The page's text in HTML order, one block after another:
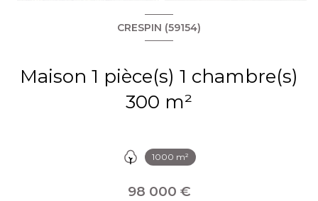
CRESPIN (59154)
Maison 1 pièce(s) 1 chambre(s)
300 m²
1000 m²
98 000 €